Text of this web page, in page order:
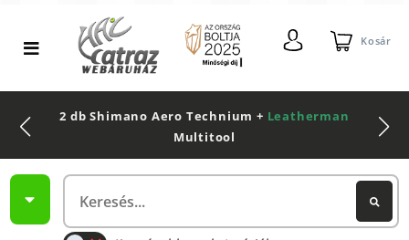
Kosár
2 db Shimano Aero Technium + Leatherman
Multitool